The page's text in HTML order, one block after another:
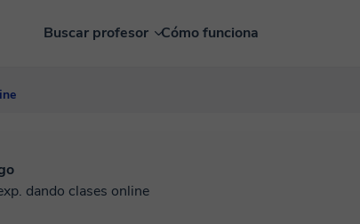
Buscar profesor Cómo funciona
dando clases online